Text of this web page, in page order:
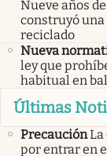
Nueve años
construyó una
reciclado
Nueva
ley que
habitual en
Últimas
PrecauciónLa
por entrar en